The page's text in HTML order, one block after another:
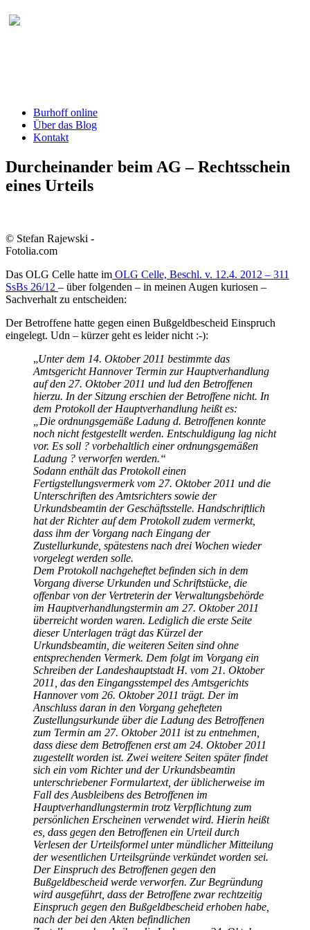
Burhoff online
Über das Blog
Kontakt
Durcheinander beim AG – Rechtsschein
eines Urteils
© Stefan Rajewski -
Fotolia.com
Das OLG Celle hatte im OLG Celle, Beschl. v. 12.4. 2012 – 311
SsBs 26/12 – über folgenden – in meinen Augen kuriosen –
Sachverhalt zu entscheiden:
Der Betroffene hatte gegen einen Bußgeldbescheid Einspruch
eingelegt. Udn – kürzer geht es leider nicht :-):
„Unter dem 14. Oktober 2011 bestimmte das
Amtsgericht Hannover Termin zur Hauptverhandlung
auf den 27. Oktober 2011 und lud den Betroffenen
hierzu. In der Sitzung erschien der Betroffene nicht. In
dem Protokoll der Hauptverhandlung heißt es:
„Die ordnungsgemäße Ladung d. Betroffenen konnte
noch nicht festgestellt werden. Entschuldigung lag nicht
vor. Es soll ? vorbehaltlich einer ordnungsgemäßen
Ladung ? verworfen werden.“
Sodann enthält das Protokoll einen
Fertigstellungsvermerk vom 27. Oktober 2011 und die
Unterschriften des Amtsrichters sowie der
Urkundsbeamtin der Geschäftsstelle. Handschriftlich
hat der Richter auf dem Protokoll zudem vermerkt,
dass ihm der Vorgang nach Eingang der
Zustellurkunde, spätestens nach drei Wochen wieder
vorgelegt werden solle.
Dem Protokoll nachgeheftet befinden sich in dem
Vorgang diverse Urkunden und Schriftstücke, die
offenbar von der Vertreterin der Verwaltungsbehörde
im Hauptverhandlungstermin am 27. Oktober 2011
überreicht worden waren. Lediglich die erste Seite
dieser Unterlagen trägt das Kürzel der
Urkundsbeamtin, die weiteren Seiten sind ohne
entsprechenden Vermerk. Dem folgt im Vorgang ein
Schreiben der Landeshauptstadt H. vom 21. Oktober
2011, das den Eingangsstempel des Amtsgerichts
Hannover vom 26. Oktober 2011 trägt. Der im
Anschluss daran in den Vorgang gehefteten
Zustellungsurkunde über die Ladung des Betroffenen
zum Termin am 27. Oktober 2011 ist zu entnehmen,
dass diese dem Betroffenen erst am 24. Oktober 2011
zugestellt worden ist. Zwei weitere Seiten später findet
sich ein vom Richter und der Urkundsbeamtin
unterschriebener Formulartext, der üblicherweise im
Fall des Ausbleibens des Betroffenen im
Hauptverhandlungstermin trotz Verpflichtung zum
persönlichen Erscheinen verwendet wird. Hierin heißt
es, dass gegen den Betroffenen ein Urteil durch
Verlesen der Urteilsformel unter mündlicher Mitteilung
der wesentlichen Urteilsgründe verkündet worden sei.
Der Einspruch des Betroffenen gegen den
Bußgeldbescheid werde verworfen. Zur Begründung
wird ausgeführt, dass der Betroffene zwar rechtzeitig
Einspruch gegen den Bußgeldbescheid erhoben habe,
nach der bei den Akten befindlichen